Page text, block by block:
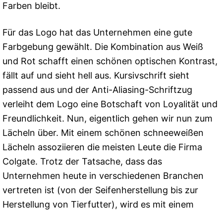
Farben bleibt.
Für das Logo hat das Unternehmen eine gute
Farbgebung gewählt. Die Kombination aus Weiß
und Rot schafft einen schönen optischen Kontrast,
fällt auf und sieht hell aus. Kursivschrift sieht
passend aus und der Anti-Aliasing-Schriftzug
verleiht dem Logo eine Botschaft von Loyalität und
Freundlichkeit. Nun, eigentlich gehen wir nun zum
Lächeln über. Mit einem schönen schneeweißen
Lächeln assoziieren die meisten Leute die Firma
Colgate. Trotz der Tatsache, dass das
Unternehmen heute in verschiedenen Branchen
vertreten ist (von der Seifenherstellung bis zur
Herstellung von Tierfutter), wird es mit einem